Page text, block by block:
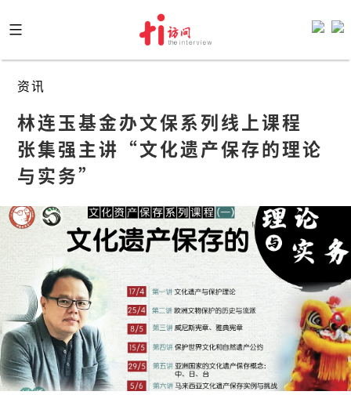
to
content
资讯
林连玉基金办文保系列线上课程
张集强主讲“文化遗产保存的理论
与实务”